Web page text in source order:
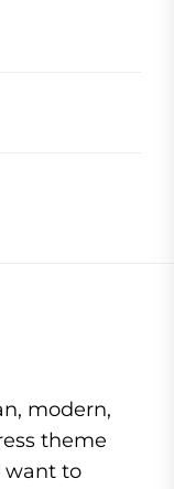
modern,
theme
want to